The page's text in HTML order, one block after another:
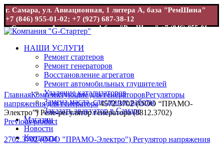
г. Самара, ул. Авиационная, 1 литера А, база "РемШина"
+7 (846) 955-01-02; +7 (927) 687-38-12
г. Самара, ул. Авиационная, 1 база "РемШина" +7 (846) 955-01-
02; +7 (927) 687-38-12
НАШИ УСЛУГИ
Ремонт стартеров
Ремонт генераторов
Восстановление агрегатов
Ремонт автомобильных глушителей
Удаление катализаторов
Замена масла, слесарные работы
Заказать эвакуатор в Самаре
Магазин
Новости
Контакты
Увеличить
ГлавнаяКомплектующие для генераторовРегуляторы
напряжения для генератора4572.3702 (ООО “ПРАМО-
Электро”) Реле-регулятор генератора (8812.3702)
Previous product
2702.3702 (ООО "ПРАМО-Электро") Регулятор напряжения